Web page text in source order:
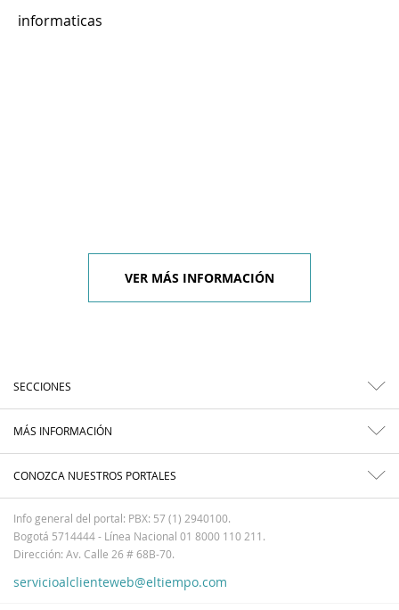
informaticas
VER MÁS INFORMACIÓN
SECCIONES
MÁS INFORMACIÓN
CONOZCA NUESTROS PORTALES
Info general del portal: PBX: 57 (1) 2940100.
Bogotá 5714444 - Línea Nacional 01 8000 110 211.
Dirección: Av. Calle 26 # 68B-70.
servicioalclienteweb@eltiempo.com